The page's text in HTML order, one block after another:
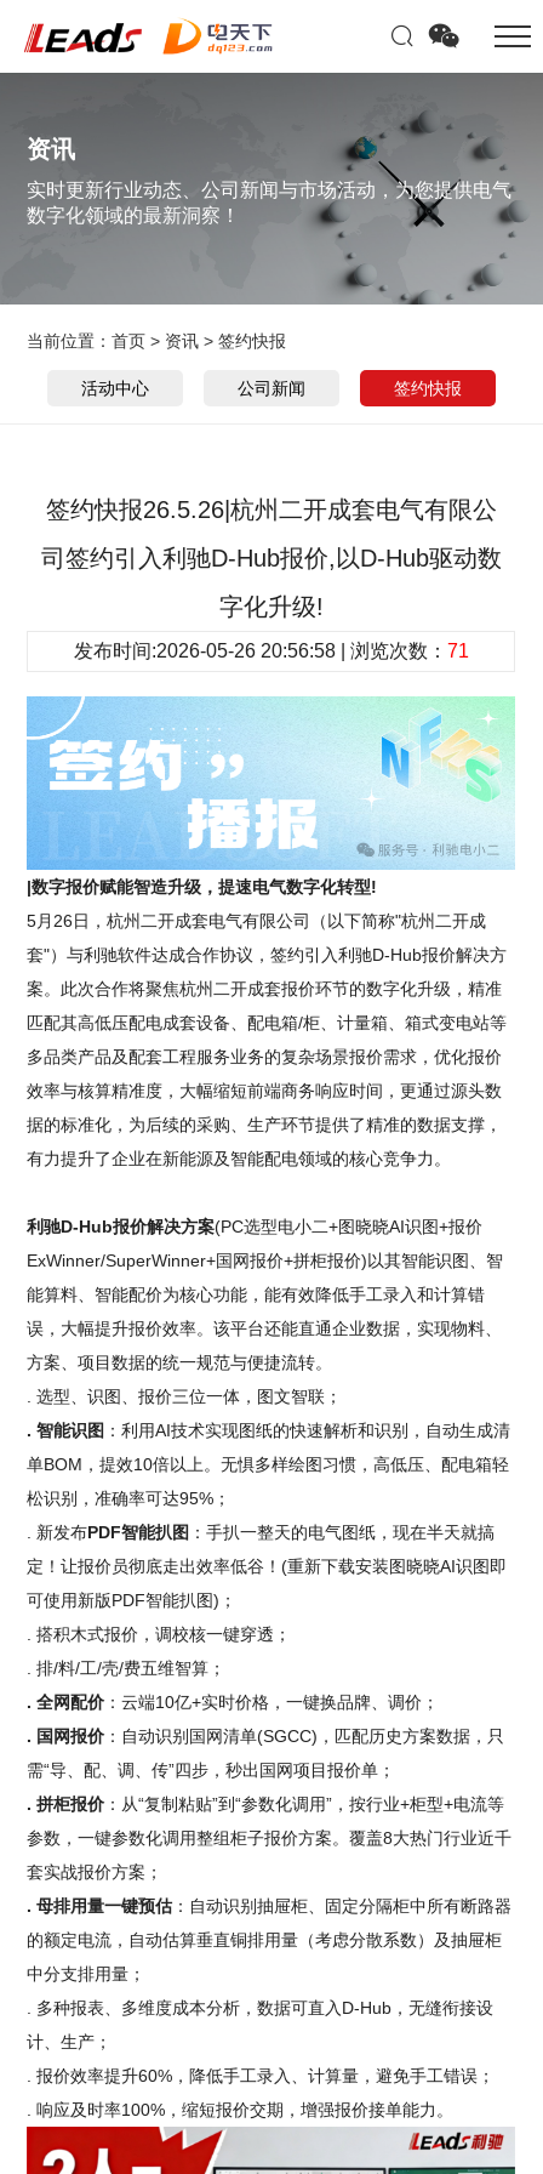
资讯
实时更新行业动态、公司新闻与市场活动，为您提供电气
数字化领域的最新洞察！
当前位置：首页 > 资讯 >签约快报
活动中心 公司新闻 签约快报
签约快报26.5.26|杭州二开成套电气有限公
司签约引入利驰D-Hub报价,以D-Hub驱动数
字化升级!
发布时间:2026-05-26 20:56:58 | 浏览次数： 71
|数字报价赋能智造升级，提速电气数字化转型!
5月26日，杭州二开成套电气有限公司（以下简称"杭州二开成
套"）与利驰软件达成合作协议，签约引入利驰D-Hub报价解决方
案。此次合作将聚焦杭州二开成套报价环节的数字化升级，精准
匹配其高低压配电成套设备、配电箱/柜、计量箱、箱式变电站等
多品类产品及配套工程服务业务的复杂场景报价需求，优化报价
效率与核算精准度，大幅缩短前端商务响应时间，更通过源头数
据的标准化，为后续的采购、生产环节提供了精准的数据支撑，
有力提升了企业在新能源及智能配电领域的核心竞争力。
利驰D-Hub报价解决方案(PC选型电小二+图晓晓AI识图+报价
ExWinner/SuperWinner+国网报价+拼柜报价)以其智能识图、智
能算料、智能配价为核心功能，能有效降低手工录入和计算错
误，大幅提升报价效率。该平台还能直通企业数据，实现物料、
方案、项目数据的统一规范与便捷流转。
. 选型、识图、报价三位一体，图文智联；
. 智能识图 ：利用AI技术实现图纸的快速解析和识别，自动生成清
单BOM，提效10倍以上。无惧多样绘图习惯，高低压、配电箱轻
松识别，准确率可达95%；
. 新发布PDF智能扒图 ：手扒一整天的电气图纸，现在半天就搞
定！让报价员彻底走出效率低谷！(重新下载安装图晓晓AI识图即
可使用新版PDF智能扒图)；
. 搭积木式报价，调校核一键穿透；
. 排/料/工/壳/费五维智算；
. 全网配价 ：云端10亿+实时价格，一键换品牌、调价；
. 国网报价 ：自动识别国网清单(SGCC)，匹配历史方案数据，只
需“导、配、调、传”四步，秒出国网项目报价单；
. 拼柜报价 ：从“复制粘贴”到“参数化调用”，按行业+柜型+电流等
参数，一键参数化调用整组柜子报价方案。覆盖8大热门行业近千
套实战报价方案；
. 母排用量一键预估 ：自动识别抽屉柜、固定分隔柜中所有断路器
的额定电流，自动估算垂直铜排用量（考虑分散系数）及抽屉柜
中分支排用量；
. 多种报表、多维度成本分析，数据可直入D-Hub，无缝衔接设
计、生产；
. 报价效率提升60%，降低手工录入、计算量，避免手工错误；
. 响应及时率100%，缩短报价交期，增强报价接单能力。